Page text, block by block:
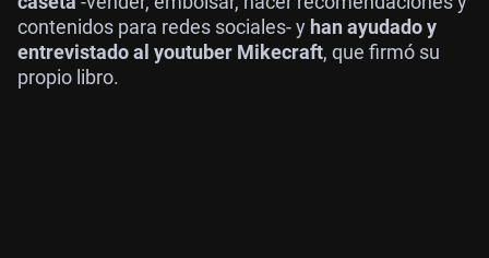
contenidos para redes sociales- y han ayudado y
entrevistado al youtuber Mikecraft, que firmó su
propio libro.